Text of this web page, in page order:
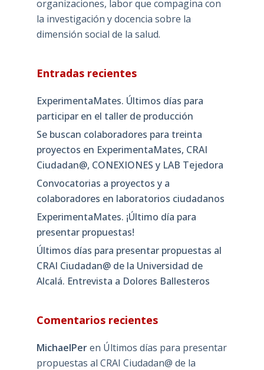
organizaciones, labor que compagina con
la investigación y docencia sobre la
dimensión social de la salud.
Entradas recientes
ExperimentaMates. Últimos días para
participar en el taller de producción
Se buscan colaboradores para treinta
proyectos en ExperimentaMates, CRAI
Ciudadan@, CONEXIONES y LAB Tejedora
Convocatorias a proyectos y a
colaboradores en laboratorios ciudadanos
ExperimentaMates. ¡Último día para
presentar propuestas!
Últimos días para presentar propuestas al
CRAI Ciudadan@ de la Universidad de
Alcalá. Entrevista a Dolores Ballesteros
Comentarios recientes
MichaelPeren Últimos días para presentar
propuestas al CRAI Ciudadan@ de la